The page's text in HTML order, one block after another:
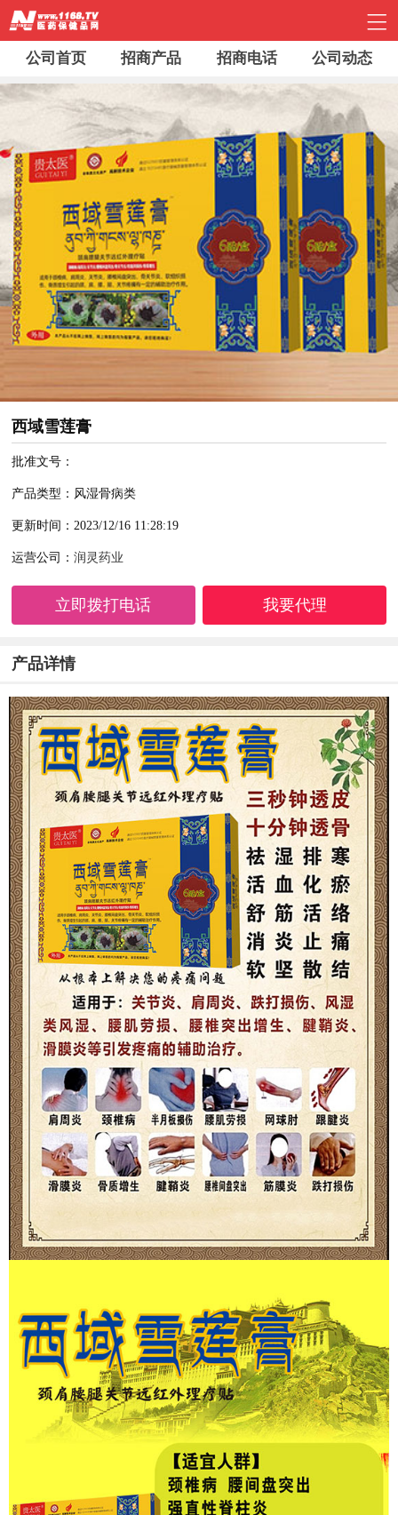
公司首页 招商产品 招商电话 公司动态
西域雪莲膏
批准文号：
产品类型：风湿骨病类
更新时间：2023/12/16 11:28:19
运营公司：润灵药业
立即拨打电话 我要代理
产品详情